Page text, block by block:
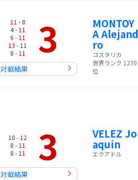
11 - 8
4 - 11
6 - 11
13 - 11
8 - 11 3
対戦結果
MONTOY
A Alejand
ro
コスタリカ
世界ランク 1270
位
10 - 12
8 - 11
8 - 11 3
対戦結果
VELEZ Jo
aquin
エクアドル